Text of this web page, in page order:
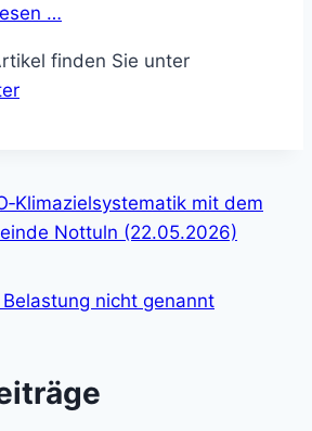
…
finden Sie unter
mit dem
Nottuln (22.05.2026)
nicht genannt